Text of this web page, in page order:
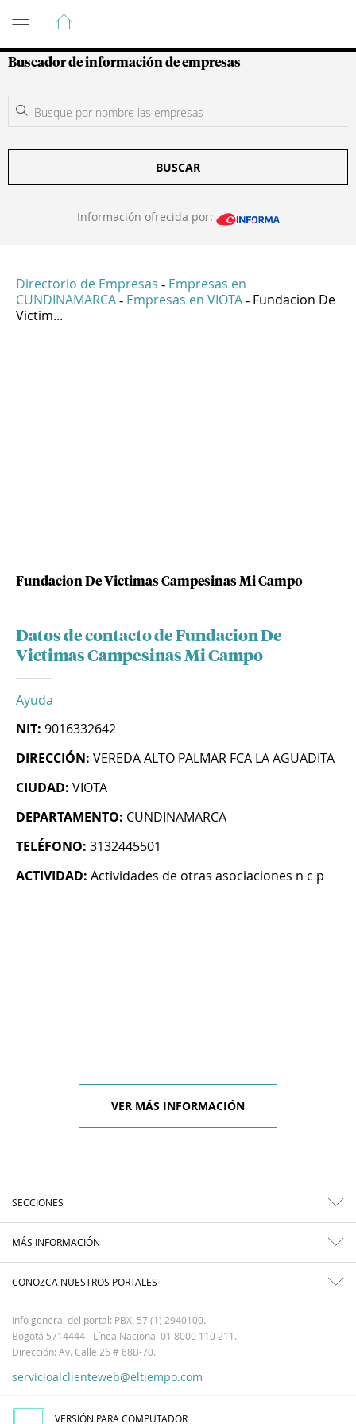
Guía de Empresas Colombianas
Buscador de información de empresas
BUSCAR
Información ofrecida por:
Directorio de Empresas - Empresas en
CUNDINAMARCA - Empresas en VIOTA - Fundacion De
Victim...
Fundacion De Victimas Campesinas Mi Campo
Datos de contacto de Fundacion De
Victimas Campesinas Mi Campo
Ayuda
NIT: 9016332642
DIRECCIÓN: VEREDA ALTO PALMAR FCA LA AGUADITA
CIUDAD: VIOTA
DEPARTAMENTO: CUNDINAMARCA
TELÉFONO: 3132445501
ACTIVIDAD: Actividades de otras asociaciones n c p
VER MÁS INFORMACIÓN
SECCIONES
MÁS INFORMACIÓN
CONOZCA NUESTROS PORTALES
Info general del portal: PBX: 57 (1) 2940100.
Bogotá 5714444 - Línea Nacional 01 8000 110 211.
Dirección: Av. Calle 26 # 68B-70.
servicioalclienteweb@eltiempo.com
VERSIÓN PARA COMPUTADOR